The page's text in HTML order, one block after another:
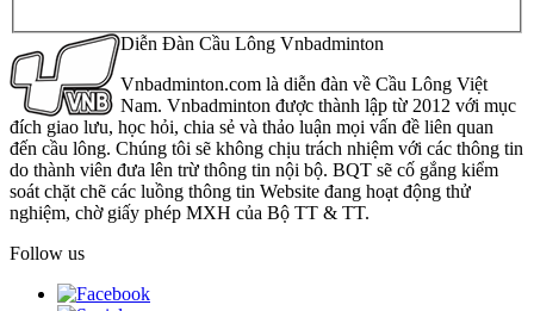
Diễn Đàn Cầu Lông Vnbadminton
Vnbadminton.com là diễn đàn về Cầu Lông Việt
Nam. Vnbadminton được thành lập từ 2012 với mục
đích giao lưu, học hỏi, chia sẻ và thảo luận mọi vấn đề liên quan
đến cầu lông. Chúng tôi sẽ không chịu trách nhiệm với các thông tin
do thành viên đưa lên trừ thông tin nội bộ. BQT sẽ cố gắng kiểm
soát chặt chẽ các luồng thông tin Website đang hoạt động thử
nghiệm, chờ giấy phép MXH của Bộ TT & TT.
Follow us